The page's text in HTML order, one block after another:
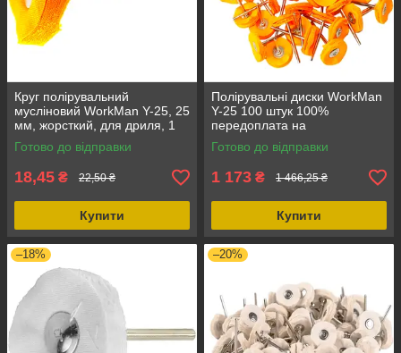
Круг полірувальний
мусліновий WorkMan Y-25, 25
мм, жорсткий, для дриля, 1
шт., жовтий, з хвостовиком 3
мм
Готово до відправки
18,45 ₴ 22,50 ₴
Купити
Полірувальні диски WorkMan
Y-25 100 штук 100%
передоплата на
розрахунковий рахунок,
жорсткість: тверда, діаметр:
Готово до відправки
1 173 ₴ 1 466,25 ₴
Купити
–18% –20%